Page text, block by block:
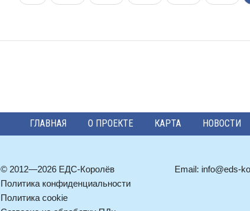
ГЛАВНАЯ О ПРОЕКТЕ КАРТА НОВОСТИ
© 2012—2026 ЕДС-Королёв
Политика конфиденциальности
Политика cookie
Email: info@eds-